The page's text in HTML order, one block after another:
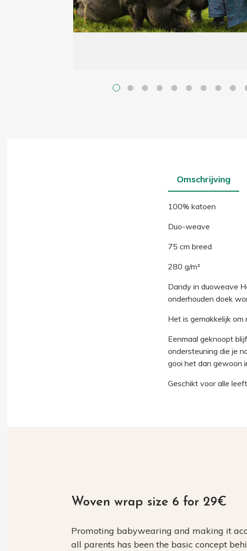
Omschrijving
100% katoen
Duo-weave
75 cm breed
280 g/m²
Dandy in duoweave
onderhouden doek
Het is gemakkelijk
Eenmaal geknoopt
ondersteuning die je
gooi het dan gewoon
Geschikt voor alle
Woven wrap size 6 for 29€
Promoting babywearing and making it
all parents has been the basic concept